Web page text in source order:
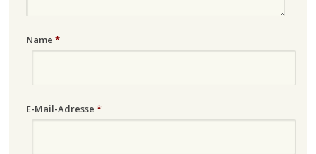
Name *
E-Mail-Adresse *